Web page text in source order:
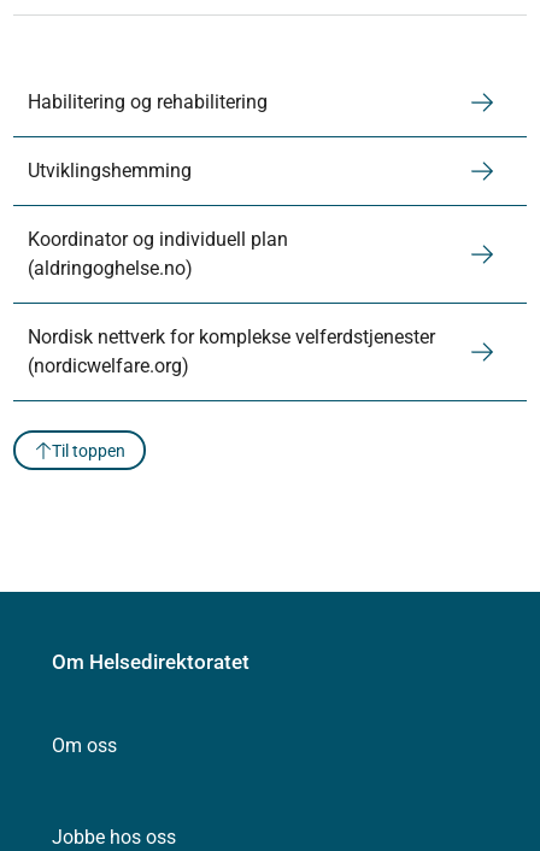
Habilitering og rehabilitering
Utviklingshemming
Koordinator og individuell plan
(aldringoghelse.no)
Nordisk nettverk for komplekse velferdstjenester
(nordicwelfare.org)
Til toppen
Om Helsedirektoratet
Om oss
Jobbe hos oss